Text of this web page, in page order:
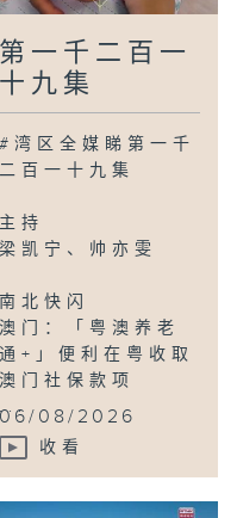
花茶
业
将人车分流
园
湿地
第一千二百一
十九集
#湾区全媒睇第一千
二百一十九集
主持
梁凯宁、帅亦雯
南北快闪
澳门：「粤澳养老
通+」便利在粤收取
澳门社保款项
...
06/08/2026
收看